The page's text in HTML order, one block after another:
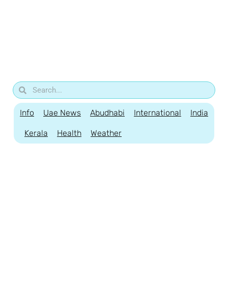
Info Uae News Abudhabi International India
Kerala Health Weather